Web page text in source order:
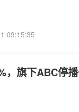
09:15:35
，旗下ABC停